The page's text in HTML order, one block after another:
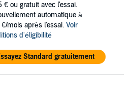
-Heat
read' -Daily Mail
lust, hopes and dreams' -Woman &
€ ou gratuit avec l'essai.
automatique à
€/mois après l'essai. Voir
d'éligibilité
Standard gratuitement